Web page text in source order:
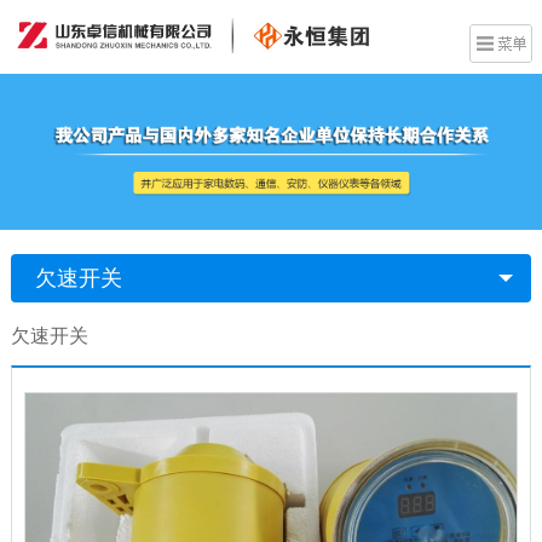
欠速开关
欠速开关